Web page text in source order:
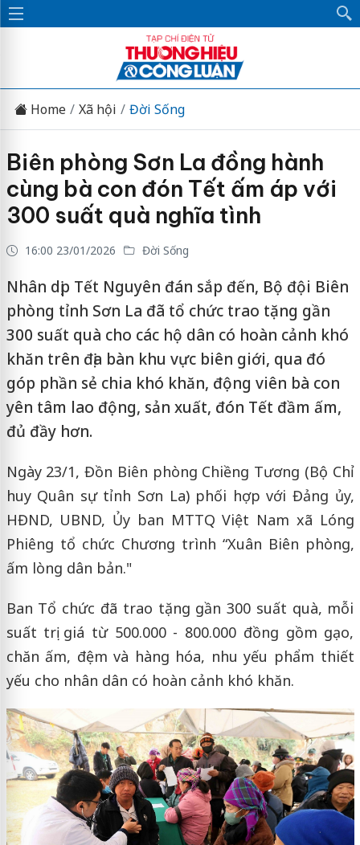
Home Xã hội Đời Sống
Biên phòng Sơn La đồng hành
cùng bà con đón Tết ấm áp với
300 suất quà nghĩa tình
16:00 23/01/2026 Đời Sống
Nhân dịp Tết Nguyên đán sắp đến, Bộ đội Biên
phòng tỉnh Sơn La đã tổ chức trao tặng gần
300 suất quà cho các hộ dân có hoàn cảnh khó
khăn trên địa bàn khu vực biên giới, qua đó
góp phần sẻ chia khó khăn, động viên bà con
yên tâm lao động, sản xuất, đón Tết đầm ấm,
đủ đầy hơn.
Ngày 23/1, Đồn Biên phòng Chiềng Tương (Bộ Chỉ
huy Quân sự tỉnh Sơn La) phối hợp với Đảng ủy,
HĐND, UBND, Ủy ban MTTQ Việt Nam xã Lóng
Phiêng tổ chức Chương trình “Xuân Biên phòng,
ấm lòng dân bản."
Ban Tổ chức đã trao tặng gần 300 suất quà, mỗi
suất trị giá từ 500.000 - 800.000 đồng gồm gạo,
chăn ấm, đệm và hàng hóa, nhu yếu phẩm thiết
yếu cho nhân dân có hoàn cảnh khó khăn.